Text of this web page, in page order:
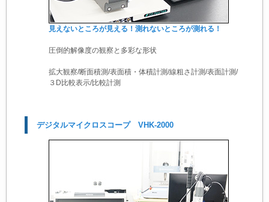
見えないところが見える！測れないところが測れる！
圧倒的解像度の観察と多彩な形状
拡大観察/断面積測/表面積・体積計測/線粗さ計測/表面計測/
３D比較表示/比較計測
デジタルマイクロスコープ VHK-2000